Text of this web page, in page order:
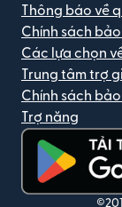
Thông báo về
Chính sách
Các lựa chọn
Trung tâm trợ
Chính sách
Trợ năng
(mở trong cửa